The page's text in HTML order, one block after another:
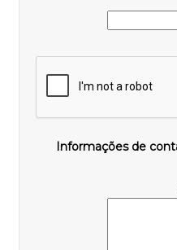
Informações de